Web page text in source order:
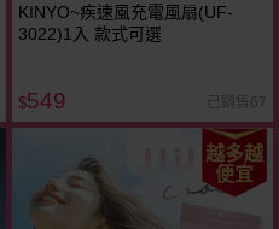
KINYO~疾速風充電風扇(UF-
3022)1入 款式可選
$549 已銷售67
越多越
便宜